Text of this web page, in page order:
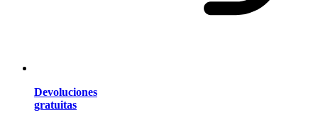
Devoluciones
gratuitas